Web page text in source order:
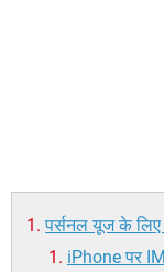
पर्सनल यूज के
iPhone पर